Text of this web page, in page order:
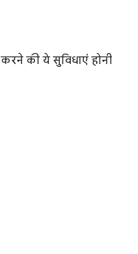
की ये सुविधाएं होनी